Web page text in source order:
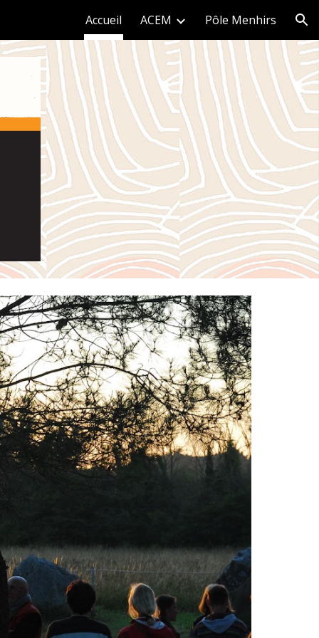
Accueil ACEM Pôle Menhirs